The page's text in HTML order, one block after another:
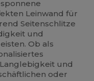
Leinwand für
Seitenschlitze
und
Ob als
und
oder